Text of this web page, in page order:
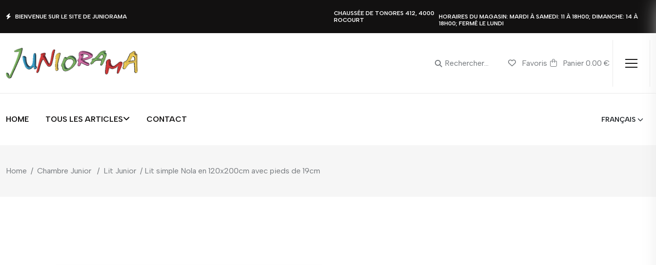
BIENVENUE SUR LE SITE DE JUNIORAMA
CHAUSSÉE DE TONGRES 412, 4000
ROCOURT
HORAIRES DU MAGASIN: MARDI À SAMEDI: 11 À 18H00; DIMANCHE: 14 À
18H00; FERMÉ LE LUNDI
Favoris Panier 0.00 €
HOME TOUS LES ARTICLES CONTACT
Home / Chambre Junior / Lit Junior / Lit simple Nola en 120x200cm avec pieds de 19cm